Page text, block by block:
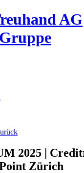
AG
2025 |
Zürich